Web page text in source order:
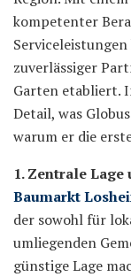
kompetenter
zuverlässiger
Garten etabliert.
Detail, was
warum er die
1. Zentrale
Baumarkt
der sowohl für
umliegenden
günstige Lage